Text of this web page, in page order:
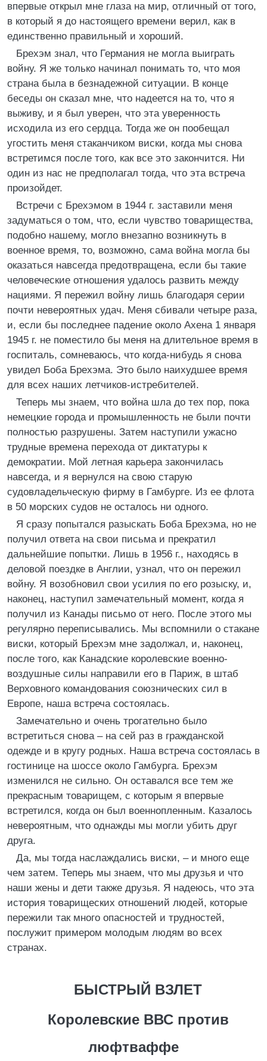
впервые открыл мне глаза на мир, отличный от того,
в который я до настоящего времени верил, как в
единственно правильный и хороший.
Брехэм знал, что Германия не могла выиграть
войну. Я же только начинал понимать то, что моя
страна была в безнадежной ситуации. В конце
беседы он сказал мне, что надеется на то, что я
выживу, и я был уверен, что эта уверенность
исходила из его сердца. Тогда же он пообещал
угостить меня стаканчиком виски, когда мы снова
встретимся после того, как все это закончится. Ни
один из нас не предполагал тогда, что эта встреча
произойдет.
Встречи с Брехэмом в 1944 г. заставили меня
задуматься о том, что, если чувство товарищества,
подобно нашему, могло внезапно возникнуть в
военное время, то, возможно, сама война могла бы
оказаться навсегда предотвращена, если бы такие
человеческие отношения удалось развить между
нациями. Я пережил войну лишь благодаря серии
почти невероятных удач. Меня сбивали четыре раза,
и, если бы последнее падение около Ахена 1 января
1945 г. не поместило бы меня на длительное время в
госпиталь, сомневаюсь, что когда-нибудь я снова
увидел Боба Брехэма. Это было наихудшее время
для всех наших летчиков-истребителей.
Теперь мы знаем, что война шла до тех пор, пока
немецкие города и промышленность не были почти
полностью разрушены. Затем наступили ужасно
трудные времена перехода от диктатуры к
демократии. Мой летная карьера закончилась
навсегда, и я вернулся на свою старую
судовладельческую фирму в Гамбурге. Из ее флота
в 50 морских судов не осталось ни одного.
Я сразу попытался разыскать Боба Брехэма, но не
получил ответа на свои письма и прекратил
дальнейшие попытки. Лишь в 1956 г., находясь в
деловой поездке в Англии, узнал, что он пережил
войну. Я возобновил свои усилия по его розыску, и,
наконец, наступил замечательный момент, когда я
получил из Канады письмо от него. После этого мы
регулярно переписывались. Мы вспомнили о стакане
виски, который Брехэм мне задолжал, и, наконец,
после того, как Канадские королевские военно-
воздушные силы направили его в Париж, в штаб
Верховного командования союзнических сил в
Европе, наша встреча состоялась.
Замечательно и очень трогательно было
встретиться снова – на сей раз в гражданской
одежде и в кругу родных. Наша встреча состоялась в
гостинице на шоссе около Гамбурга. Брехэм
изменился не сильно. Он оставался все тем же
прекрасным товарищем, с которым я впервые
встретился, когда он был военнопленным. Казалось
невероятным, что однажды мы могли убить друг
друга.
Да, мы тогда наслаждались виски, – и много еще
чем затем. Теперь мы знаем, что мы друзья и что
наши жены и дети также друзья. Я надеюсь, что эта
история товарищеских отношений людей, которые
пережили так много опасностей и трудностей,
послужит примером молодым людям во всех
странах.
БЫСТРЫЙ ВЗЛЕТ
Королевские ВВС против
люфтваффе